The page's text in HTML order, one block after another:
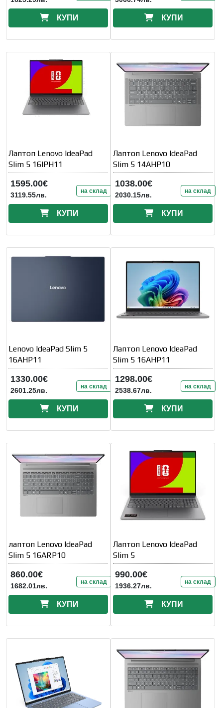
КУПИ КУПИ
Лаптоп Lenovo IdeaPad
Slim 5 16IPH11
1595.00€
3119.55лв. на склад
КУПИ
Лаптоп Lenovo IdeaPad
Slim 5 14AHP10
1038.00€
2030.15лв. на склад
КУПИ
Lenovo IdeaPad Slim 5
16AHP11
1330.00€
2601.25лв. на склад
КУПИ
Лаптоп Lenovo IdeaPad
Slim 5 16AHP11
1298.00€
2538.67лв. на склад
КУПИ
лаптоп Lenovo IdeaPad
Slim 5 16ARP10
860.00€
1682.01лв. на склад
КУПИ
Лаптоп Lenovo IdeaPad
Slim 5
990.00€
1936.27лв. на склад
КУПИ